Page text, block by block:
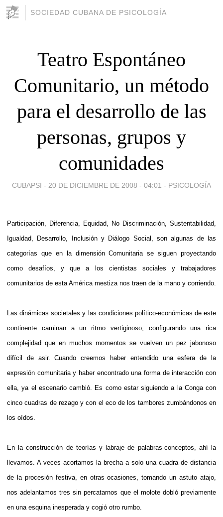
SOCIEDAD CUBANA DE PSICOLOGÍA
Teatro Espontáneo
Comunitario, un método
para el desarrollo de las
personas, grupos y
comunidades
CUBAPSI - 20 DE DICIEMBRE DE 2008 - 04:01 - PSICOLOGÍA
Participación, Diferencia, Equidad, No Discriminación, Sustentabilidad,
Igualdad, Desarrollo, Inclusión y Diálogo Social, son algunas de las
categorías que en la dimensión Comunitaria se siguen proyectando
como desafíos, y que a los cientistas sociales y trabajadores
comunitarios de esta América mestiza nos traen de la mano y corriendo.
Las dinámicas societales y las condiciones político-económicas de este
continente caminan a un ritmo vertiginoso, configurando una rica
complejidad que en muchos momentos se vuelven un pez jabonoso
difícil de asir. Cuando creemos haber entendido una esfera de la
expresión comunitaria y haber encontrado una forma de interacción con
ella, ya el escenario cambió. Es como estar siguiendo a la Conga con
cinco cuadras de rezago y con el eco de los tambores zumbándonos en
los oídos.
En la construcción de teorías y labraje de palabras-conceptos, ahí la
llevamos. A veces acortamos la brecha a solo una cuadra de distancia
de la procesión festiva, en otras ocasiones, tomando un astuto atajo,
nos adelantamos tres sin percatarnos que el molote dobló previamente
en una esquina inesperada y cogió otro rumbo.